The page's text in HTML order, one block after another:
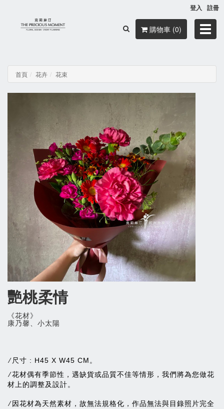
登入 註冊
購物車 (0)
首頁 花卉 花束
艷桃柔情
《花材》
康乃馨、小太陽
/尺寸 : H45 X W45 CM。
/花材偶有季節性，遇缺貨或品質不佳等情形，我們將為您做花
材上的調整及設計。
/因花材為天然素材，故無法規格化，作品無法與目錄照片完全